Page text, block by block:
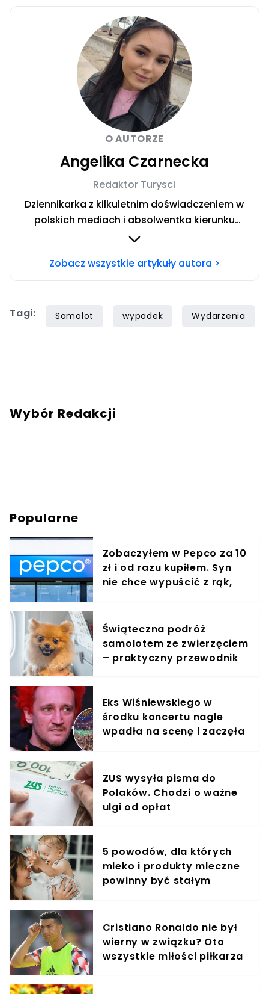
O AUTORZE
Angelika Czarnecka
Redaktor Turysci
Dziennikarka z kilkuletnim doświadczeniem w
polskich mediach i absolwentka kierunku
Dziennikarstwo i Komunikacja Społeczna w
Miłośniczka włoskich regionów. Uwielbiam
Zobacz wszystkie artykuły autora >
Tagi: Samolot wypadek Wydarzenia
Wybór Redakcji
Popularne
Zobaczyłem w Pepco za 10
zł i od razu kupiłem. Syn
nie chce wypuścić z rąk,
Świąteczna podróż
samolotem ze zwierzęciem
– praktyczny przewodnik
Eks Wiśniewskiego w
środku koncertu nagle
wpadła na scenę i zaczęła
ZUS wysyła pisma do
Polaków. Chodzi o ważne
ulgi od opłat
5 powodów, dla których
mleko i produkty mleczne
powinny być stałym
Cristiano Ronaldo nie był
wierny w związku? Oto
wszystkie miłości piłkarza